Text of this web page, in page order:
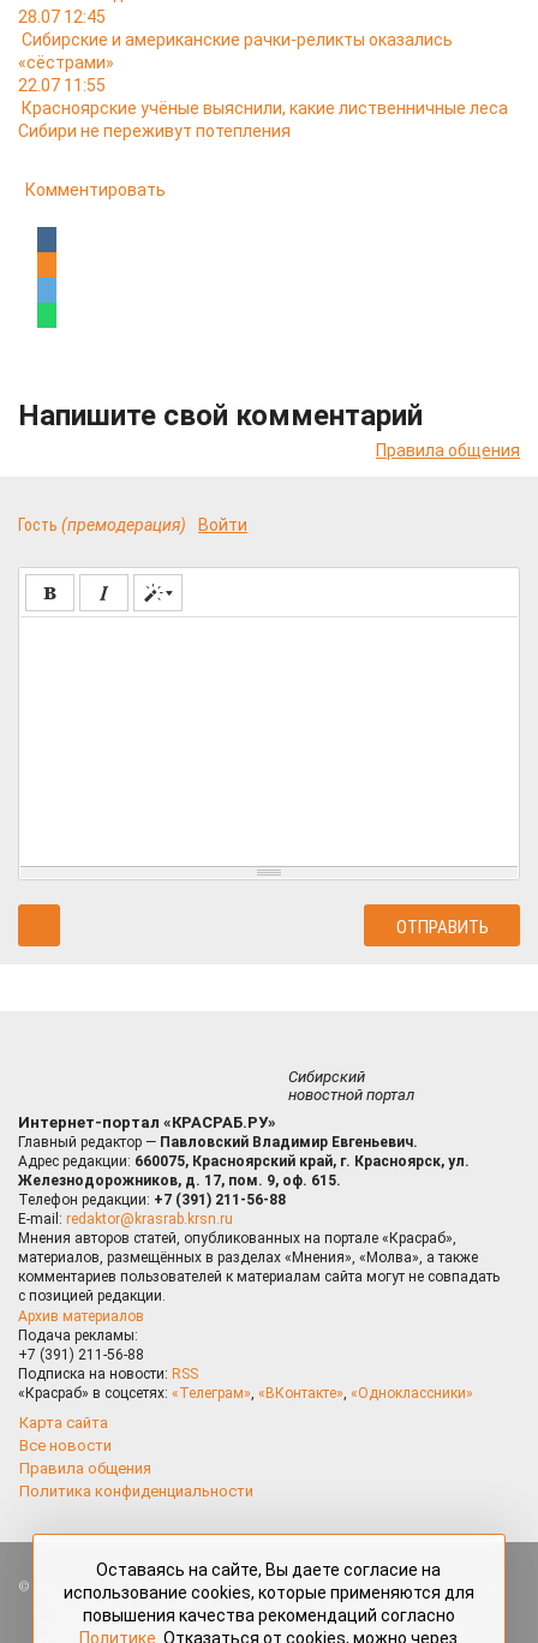
28.07 12:45
Сибирские и американские рачки-реликты оказались
«сёстрами»
22.07 11:55
Красноярские учёные выяснили, какие лиственничные леса
Сибири не переживут потепления
Комментировать
Напишите свой комментарий
Правила общения
Гость (премодерация) Войти
Сибирский
новостной портал
Интернет-портал «КРАСРАБ.РУ»
Главный редактор — Павловский Владимир Евгеньевич.
Адрес редакции: 660075, Красноярский край, г. Красноярск, ул.
Железнодорожников, д. 17, пом. 9, оф. 615.
Телефон редакции: +7 (391) 211-56-88
E-mail: redaktor@krasrab.krsn.ru
Мнения авторов статей, опубликованных на портале «Красраб»,
материалов, размещённых в разделах «Мнения», «Молва», а также
комментариев пользователей к материалам сайта могут не совпадать
с позицией редакции.
Архив материалов
Подача рекламы:
+7 (391) 211-56-88
Подписка на новости: RSS
«Красраб» в соцсетях: «Телеграм», «ВКонтакте», «Одноклассники»
Карта сайта
Все новости
Правила общения
Политика конфиденциальности
Все права защищены. Любые материалы, размещённые на портале
«Красраб.ру» сотрудниками редакции, нештатными авторами
и читателями, являются объектами авторского права. Полное или
Оставаясь на сайте, Вы даете согласие на
использование cookies, которые применяются для
повышения качества рекомендаций согласно
Политике . Отказаться от cookies, можно через